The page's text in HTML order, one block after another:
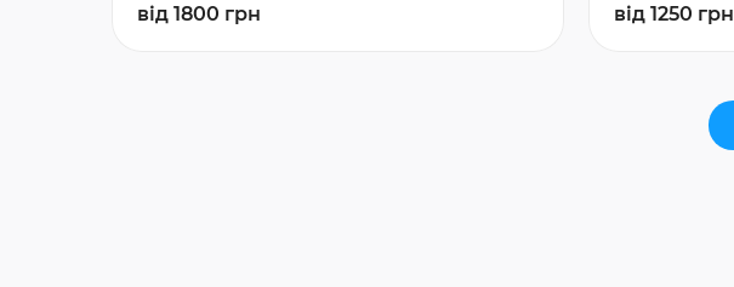
від 1800 грн від 1250 грн